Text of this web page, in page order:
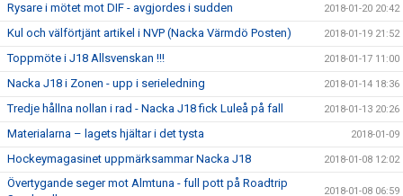
Rysare i mötet mot DIF - avgjordes i sudden 2018-01-20 20:42
Kul och välförtjänt artikel i NVP (Nacka Värmdö Posten) 2018-01-19 21:52
Toppmöte i J18 Allsvenskan !!! 2018-01-17 11:00
Nacka J18 i Zonen - upp i serieledning 2018-01-14 18:36
Tredje hållna nollan i rad - Nacka J18 fick Luleå på fall 2018-01-13 20:26
Materialarna – lagets hjältar i det tysta 2018-01-09
Hockeymagasinet uppmärksammar Nacka J18 2018-01-08 12:02
Övertygande seger mot Almtuna - full pott på Roadtrip
2018-01-08 06:59